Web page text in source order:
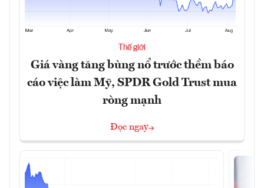
Thế giới
Giá vàng tăng bùng nổ trước thềm báo
cáo việc làm Mỹ, SPDR Gold Trust mua
ròng mạnh
Đọc ngay